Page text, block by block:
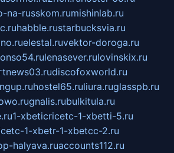
na-russkom.rumishinlab.ru
habble.rustarbucksvia.ru
elestal.ruvektor-doroga.ru
lenasever.rulovinskix.ru
discofoxworld.ru
hostel65.ruliura.ruglasspb.ru
gnalis.rubulkitula.ru
1-xbeticricetc-1-xbetti-5.ru
1-xbetr-1-xbetcc-2.ru
halyava.ruaccounts112.ru